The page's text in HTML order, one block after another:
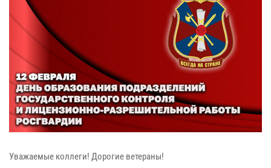
Уважаемые коллеги! Дорогие ветераны!